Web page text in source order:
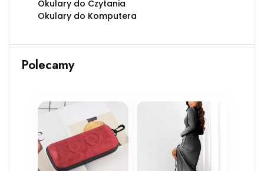
Okulary do Czytania
Okulary do Komputera
Polecamy